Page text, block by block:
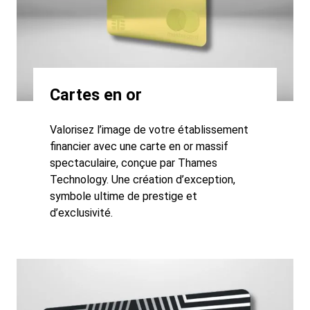
Cartes en or
Valorisez l’image de votre établissement
financier avec une carte en or massif
spectaculaire, conçue par Thames
Technology. Une création d’exception,
symbole ultime de prestige et
d’exclusivité.